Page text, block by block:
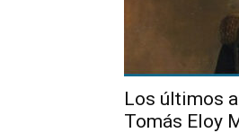
Los últimos
Tomás Eloy